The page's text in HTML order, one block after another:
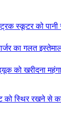
स्कूटर को पानी
का गलत
को खरीदना
को स्थिर रखने से